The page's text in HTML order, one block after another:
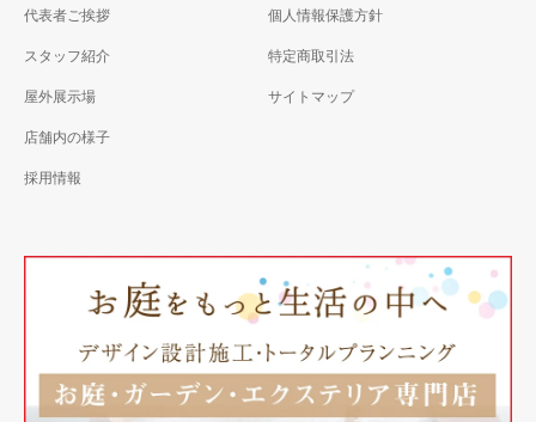
代表者ご挨拶
スタッフ紹介
屋外展示場
店舗内の様子
採用情報
個人情報保護方針
特定商取引法
サイトマップ